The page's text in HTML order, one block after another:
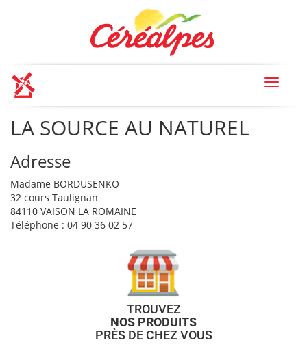
Toggle
LA SOURCE AU NATUREL
Adresse
Madame BORDUSENKO
32 cours Taulignan
84110 VAISON LA ROMAINE
Téléphone : 04 90 36 02 57
TROUVEZ
NOS PRODUITS
PRÈS DE CHEZ VOUS